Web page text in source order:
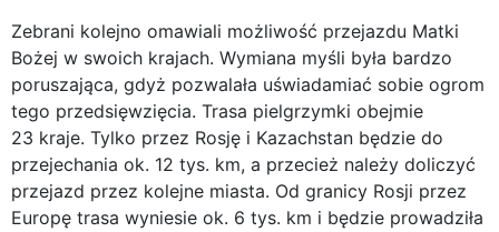
Zebrani kolejno omawiali możliwość przejazdu Matki
Bożej w swoich krajach. Wymiana myśli była bardzo
poruszająca, gdyż pozwalała uświadamiać sobie ogrom
tego przedsięwzięcia. Trasa pielgrzymki obejmie
23 kraje. Tylko przez Rosję i Kazachstan będzie do
przejechania ok. 12 tys. km, a przecież należy doliczyć
przejazd przez kolejne miasta. Od granicy Rosji przez
Europę trasa wyniesie ok. 6 tys. km i będzie prowadziła